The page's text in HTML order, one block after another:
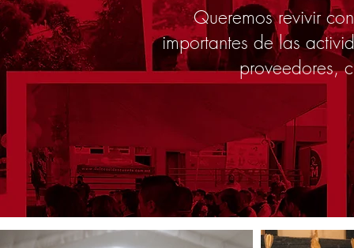
Queremos revivir
importantes de las
proveedores,